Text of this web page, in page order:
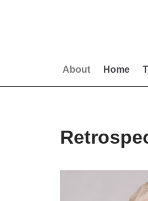
About Home